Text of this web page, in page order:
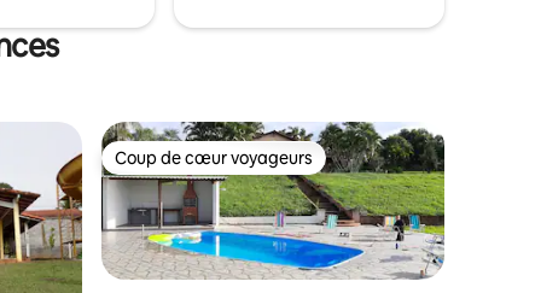
Coup de cœur voyageurs
Coup de cœur voyageurs